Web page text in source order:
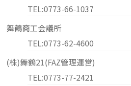
TEL:0773-66-1037
舞鶴商工会議所
TEL:0773-62-4600
(株)舞鶴21(FAZ管理運営)
TEL:0773-77-2421